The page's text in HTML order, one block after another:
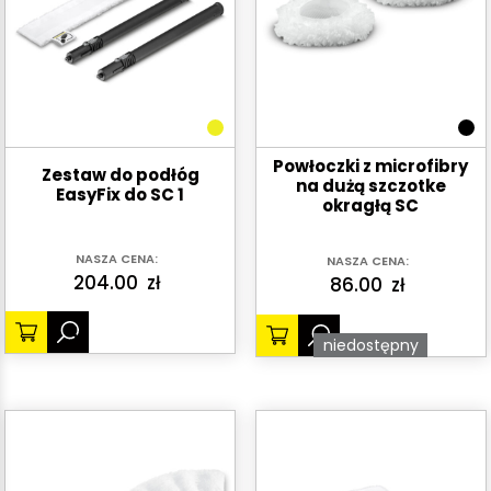
Zestaw do podłóg
EasyFix do SC 1
NASZA CENA:
204.00 zł
niedostępny
Powłoczki z microfibry
na dużą szczotke
okragłą SC
NASZA CENA:
86.00 zł